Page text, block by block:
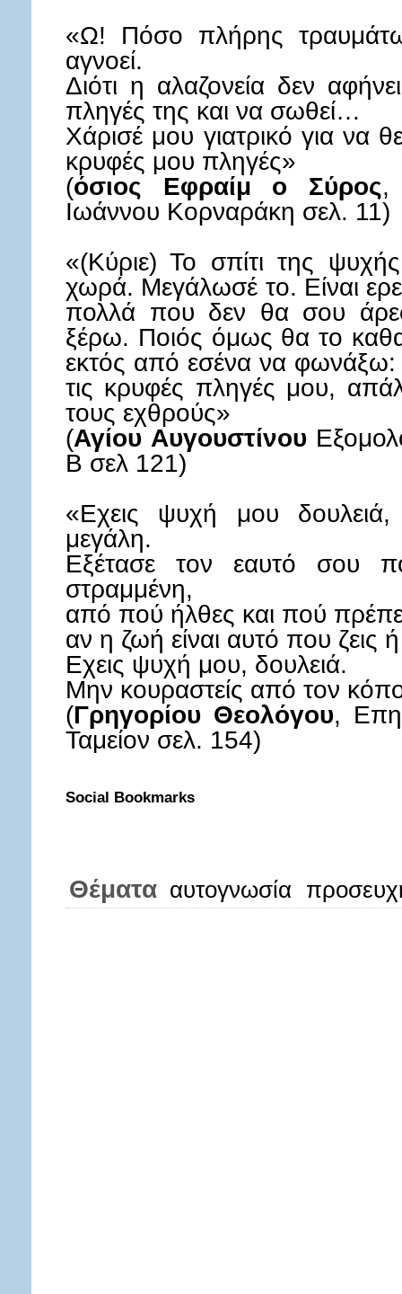
«Ω! Πόσο πλήρης
αγνοεί.
Διότι η αλαζονεία δεν
πληγές της και να σωθεί…
Χάρισέ μου γιατρικό για να
κρυφές μου πληγές»
(όσιος Εφραίμ ο Σύρος,
Ιωάννου Κορναράκη σελ. 11)
«(Κύριε) Το σπίτι της
χωρά. Μεγάλωσέ το. Είναι
πολλά που δεν θα σου
ξέρω. Ποιός όμως θα το
εκτός από εσένα να
τις κρυφές πληγές μου,
τους εχθρούς»
(Αγίου Αυγουστίνου
Β σελ 121)
«Εχεις ψυχή μου δουλειά,
μεγάλη.
Εξέτασε τον εαυτό σου
στραμμένη,
από πού ήλθες και πού
αν η ζωή είναι αυτό που ζεις
Εχεις ψυχή μου, δουλειά.
Μην κουραστείς από τον
(Γρηγορίου Θεολόγου, Επη
Ταμείον σελ. 154)
Social Bookmarks
Θέματα αυτογνωσία